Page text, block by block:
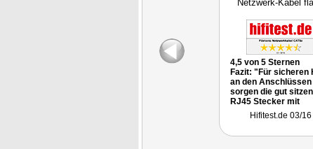
Netzwerk-Kabel
4,5 von 5 Sternen
Fazit: "Für sicheren
an den Anschlüssen
sorgen die gut
RJ45 Stecker mit
flexiblen Enden, die
Abknicken der Leiter
Hifitest.de 03/16